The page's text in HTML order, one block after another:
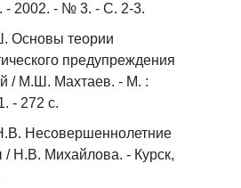
- 2002. - № 3. - С. 2-3.
Основы теории
предупреждения
/ М.Ш. Махтаев. - М. :
- 272 с.
Несовершеннолетние
/ Н.В. Михайлова. - Курск,